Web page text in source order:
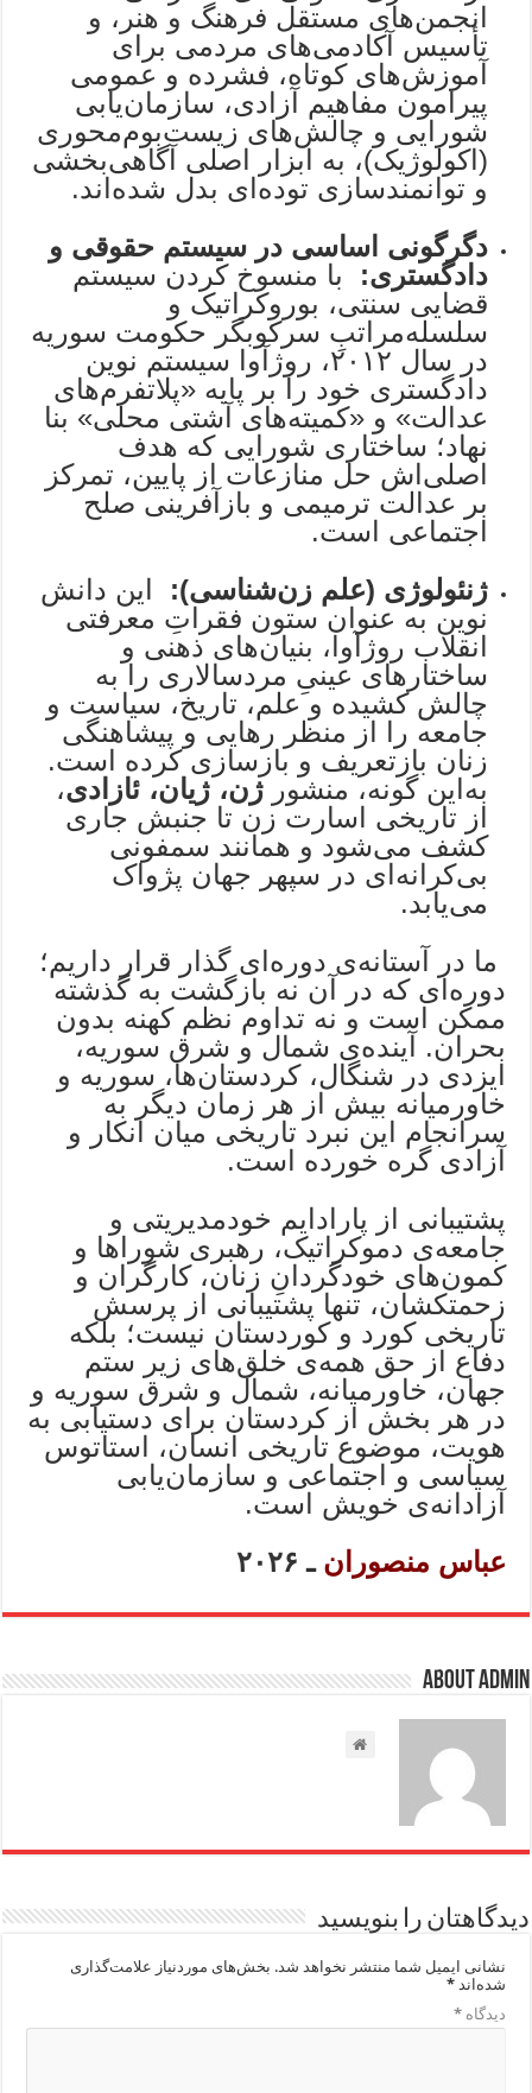
انجمن‌های مستقل فرهنگ و هنر، و
تأسیس آکادمی‌های مردمی برای
آموزش‌های کوتاه، فشرده و عمومی
پیرامون مفاهیم آزادی، سازمان‌یابی
شورایی و چالش‌های زیست‌بوم‌محوری
(اکولوژیک)، به ابزار اصلی آگاهی‌بخشی
و توانمندسازی توده‌ای بدل شده‌اند.
دگرگونی اساسی در سیستم حقوقی و
دادگستری:
با منسوخ کردن سیستم
قضایی سنتی، بوروکراتیک و
سلسله‌مراتبِ سرکوبگر حکومت سوریه
در سال ۲۰۱۲، روژآوا سیستم نوین
دادگستری خود را بر پایه «پلاتفرم‌های
عدالت» و «کمیته‌های آشتی محلی» بنا
نهاد؛ ساختاری شورایی که هدف
اصلی‌اش حل منازعات از پایین، تمرکز
بر عدالت ترمیمی و بازآفرینی صلح
اجتماعی است.
ژنئولوژی (علم زن‌شناسی):
این دانش
نوین به عنوان ستون فقراتِ معرفتی
انقلاب روژآوا، بنیان‌های ذهنی و
ساختارهای عینیِ مردسالاری را به
چالش کشیده و علم، تاریخ، سیاست و
جامعه را از منظر رهایی و پیشاهنگی
زنان بازتعریف و بازسازی کرده است.
به‌این گونه، منشورژن، ‌ژیان، ‌ئازادی،
از تاریخی اسارت زن تا جنبش جاری
کشف می‌شود و همانند سمفونی
بی‌کرانه‌ای در سپهر جهان پژواک
می‌یابد.
ما در آستانه‌ی دوره‌ای گذار قرار داریم؛
دوره‌ای که در آن نه بازگشت به گذشته
ممکن است و نه تداوم نظم کهنه بدون
بحران. آینده‌ی شمال و شرق سوریه،
ایزدی در شنگال، کردستان‌ها، سوریه و
خاورمیانه بیش از هر زمان دیگر به
سرانجام این نبرد تاریخی میان انکار و
آزادی گره خورده است.
پشتیبانی از پارادایم خودمدیریتی و
جامعه‌ی دموکراتیک، رهبری شوراها و
کمون‌های خودگردانِ زنان،‌ کارگران و
‌زحمتکشان، تنها پشتیبانی از پرسش
تاریخی کورد و کوردستان‌ نیست؛ بلکه
دفاع از حق همه‌ی خلق‌های زیر ستم
جهان، خاورمیانه، شمال و شرق سوریه و
در هر بخش از کردستان برای دستیابی به
هویت، موضوع تاریخی انسان، استاتوس
سیاسی و اجتماعی و سازمان‌یابی
آزادانه‌ی خویش است.
عباس منصوران ـ ۲۰۲۶
About admin
دیدگاهتان را بنویسید
نشانی ایمیل شما منتشر نخواهد شد. بخش‌های موردنیاز علامت‌گذاری
شده‌اند*
دیدگاه*